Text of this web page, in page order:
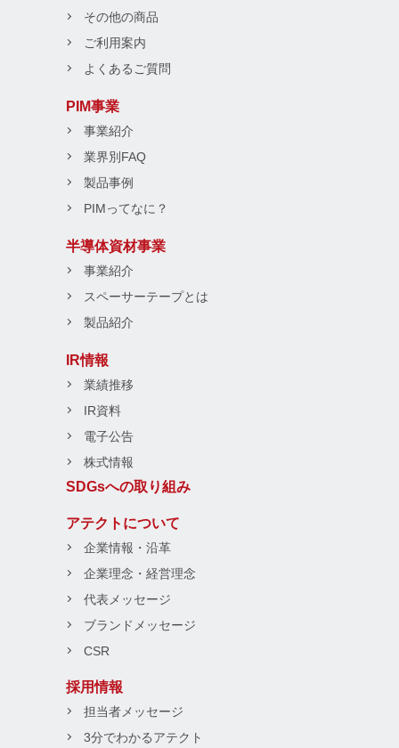
その他の商品
ご利用案内
よくあるご質問
PIM事業
事業紹介
業界別FAQ
製品事例
PIMってなに？
半導体資材事業
事業紹介
スペーサーテープとは
製品紹介
IR情報
業績推移
IR資料
電子公告
株式情報
SDGsへの取り組み
アテクトについて
企業情報・沿革
企業理念・経営理念
代表メッセージ
ブランドメッセージ
CSR
採用情報
担当者メッセージ
3分でわかるアテクト